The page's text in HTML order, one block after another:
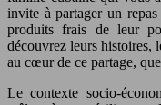
invite à partager un
produits frais de leur
découvrez leurs histoires,
au cœur de ce partage,
Le contexte socio-